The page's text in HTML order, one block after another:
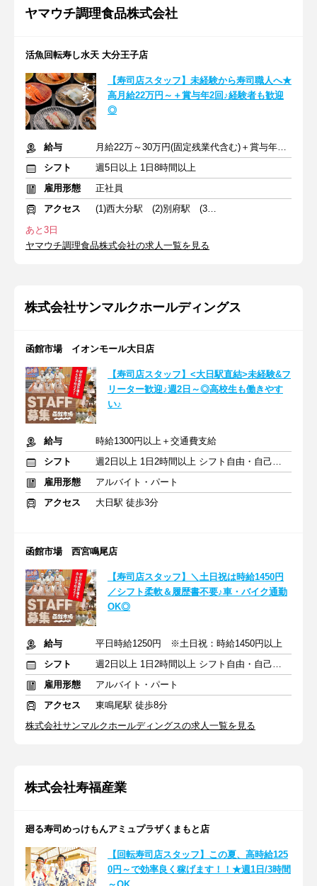
ヤマウチ調理食品株式会社
活魚回転寿し水天 大分王子店
【寿司店スタッフ】未経験から寿司職人へ★
高月給22万円～＋賞与年2回♪経験者も歓迎
◎
給与
月給22万～30万円(固定残業代含む)＋賞与年2回＋交通費
シフト
週5日以上 1日8時間以上
雇用形態
正社員
アクセス
(1)西大分駅 (2)別府駅 (3)高城駅
あと3日
ヤマウチ調理食品株式会社の求人一覧を見る
株式会社サンマルクホールディングス
函館市場 イオンモール大日店
【寿司店スタッフ】<大日駅直結>未経験&フ
リーター歓迎♪週2日～◎高校生も働きやす
い♪
給与
時給1300円以上＋交通費支給
シフト
週2日以上 1日2時間以上 シフト自由・自己申告
雇用形態
アルバイト・パート
アクセス
大日駅 徒歩3分
函館市場 西宮鳴尾店
【寿司店スタッフ】＼土日祝は時給1450円
／シフト柔軟＆履歴書不要♪車・バイク通勤
OK◎
給与
平日時給1250円 ※土日祝：時給1450円以上
シフト
週2日以上 1日2時間以上 シフト自由・自己申告
雇用形態
アルバイト・パート
アクセス
東鳴尾駅 徒歩8分
株式会社サンマルクホールディングスの求人一覧を見る
株式会社寿福産業
廻る寿司めっけもんアミュプラザくまもと店
【回転寿司店スタッフ】この夏、高時給125
0円～で効率良く稼げます！！★週1日/3時間